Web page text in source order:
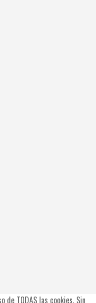
TODAS las cookies. Sin